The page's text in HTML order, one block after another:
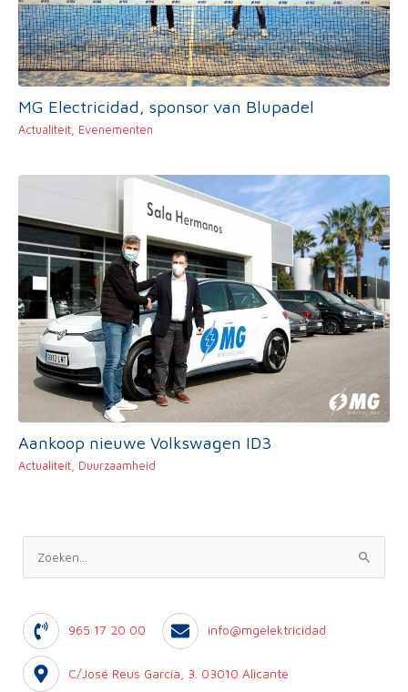
MG Electricidad, sponsor van Blupadel
Actualiteit Evenementen
Aankoop nieuwe Volkswagen ID3
Actualiteit Duurzaamheid
k
e
n
965 17 20 00 info@mgelektricidad
C/José Reus García, 3. 03010 Alicante